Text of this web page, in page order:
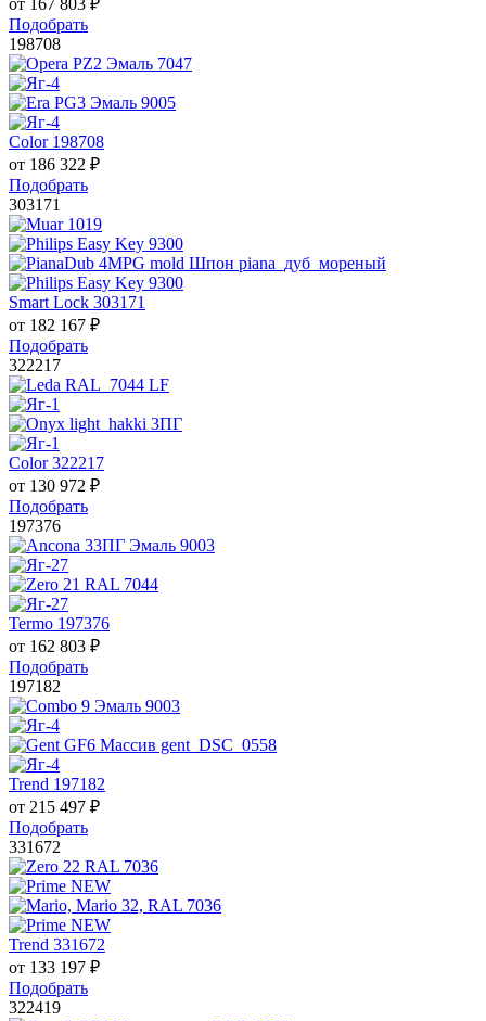
Подобрать
198708
Color 198708
от 186 322 ₽
Подобрать
303171
Smart Lock 303171
от 182 167 ₽
Подобрать
322217
Color 322217
от 130 972 ₽
Подобрать
197376
Termo 197376
от 162 803 ₽
Подобрать
197182
Trend 197182
от 215 497 ₽
Подобрать
331672
Trend 331672
от 133 197 ₽
Подобрать
322419